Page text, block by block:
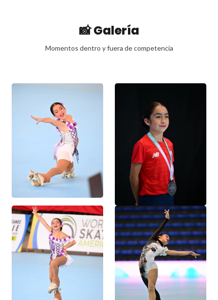
📸 Galería
Momentos dentro y fuera de competencia